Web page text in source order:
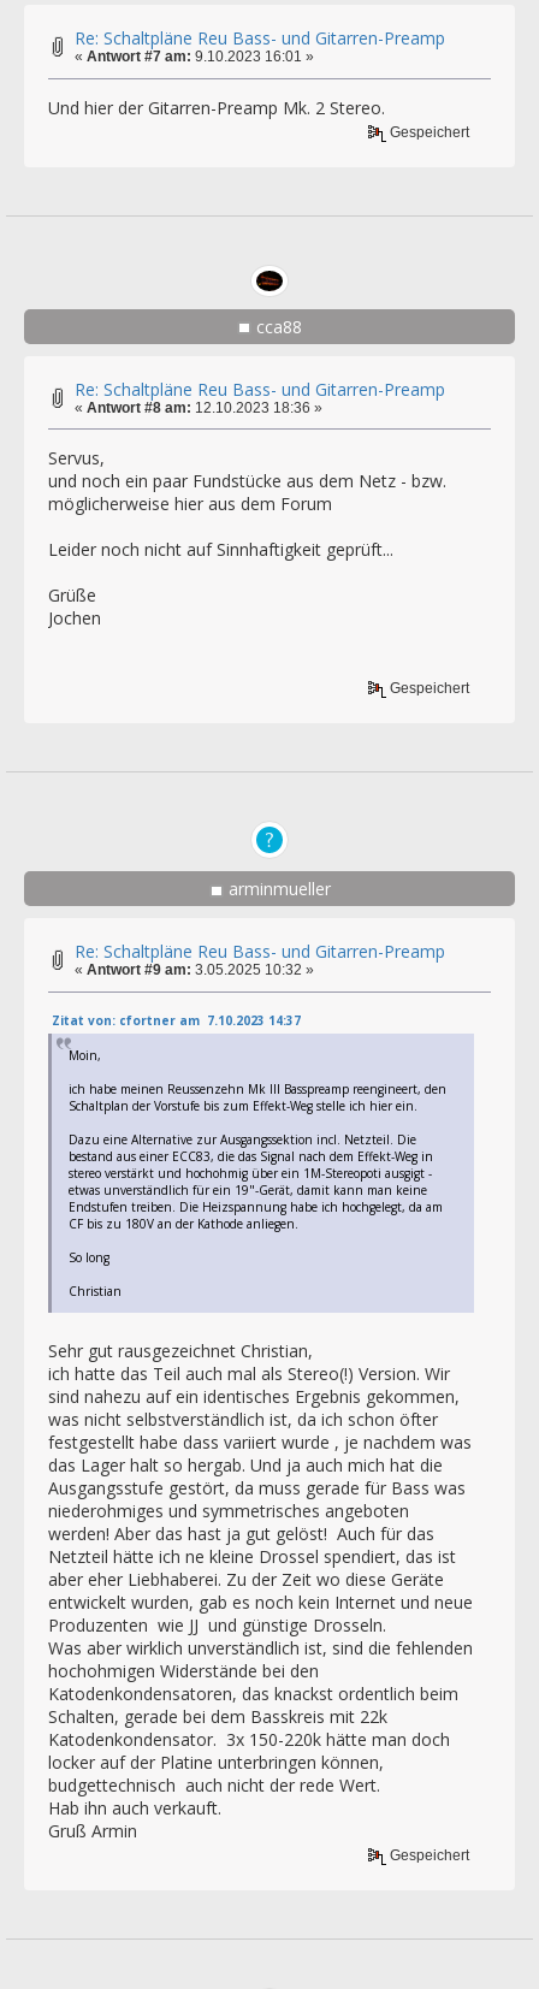
Re: Schaltpläne Reu Bass- und Gitarren-Preamp
« Antwort #7 am: 9.10.2023 16:01 »
Und hier der Gitarren-Preamp Mk. 2 Stereo.
Gespeichert
cca88
Re: Schaltpläne Reu Bass- und Gitarren-Preamp
« Antwort #8 am: 12.10.2023 18:36 »
Servus,
und noch ein paar Fundstücke aus dem Netz - bzw.
möglicherweise hier aus dem Forum
Leider noch nicht auf Sinnhaftigkeit geprüft...
Grüße
Jochen
Gespeichert
arminmueller
Re: Schaltpläne Reu Bass- und Gitarren-Preamp
« Antwort #9 am: 3.05.2025 10:32 »
Zitat von: cfortner am 7.10.2023 14:37
Moin,
ich habe meinen Reussenzehn Mk III Basspreamp reengineert, den
Schaltplan der Vorstufe bis zum Effekt-Weg stelle ich hier ein.
Dazu eine Alternative zur Ausgangssektion incl. Netzteil. Die
bestand aus einer ECC83, die das Signal nach dem Effekt-Weg in
stereo verstärkt und hochohmig über ein 1M-Stereopoti ausgigt -
etwas unverständlich für ein 19"-Gerät, damit kann man keine
Endstufen treiben. Die Heizspannung habe ich hochgelegt, da am
CF bis zu 180V an der Kathode anliegen.
So long
Christian
Sehr gut rausgezeichnet Christian,
ich hatte das Teil auch mal als Stereo(!) Version. Wir
sind nahezu auf ein identisches Ergebnis gekommen,
was nicht selbstverständlich ist, da ich schon öfter
festgestellt habe dass variiert wurde , je nachdem was
das Lager halt so hergab. Und ja auch mich hat die
Ausgangsstufe gestört, da muss gerade für Bass was
niederohmiges und symmetrisches angeboten
werden! Aber das hast ja gut gelöst! Auch für das
Netzteil hätte ich ne kleine Drossel spendiert, das ist
aber eher Liebhaberei. Zu der Zeit wo diese Geräte
entwickelt wurden, gab es noch kein Internet und neue
Produzenten wie JJ und günstige Drosseln.
Was aber wirklich unverständlich ist, sind die fehlenden
hochohmigen Widerstände bei den
Katodenkondensatoren, das knackst ordentlich beim
Schalten, gerade bei dem Basskreis mit 22k
Katodenkondensator. 3x 150-220k hätte man doch
locker auf der Platine unterbringen können,
budgettechnisch auch nicht der rede Wert.
Hab ihn auch verkauft.
Gruß Armin
Gespeichert